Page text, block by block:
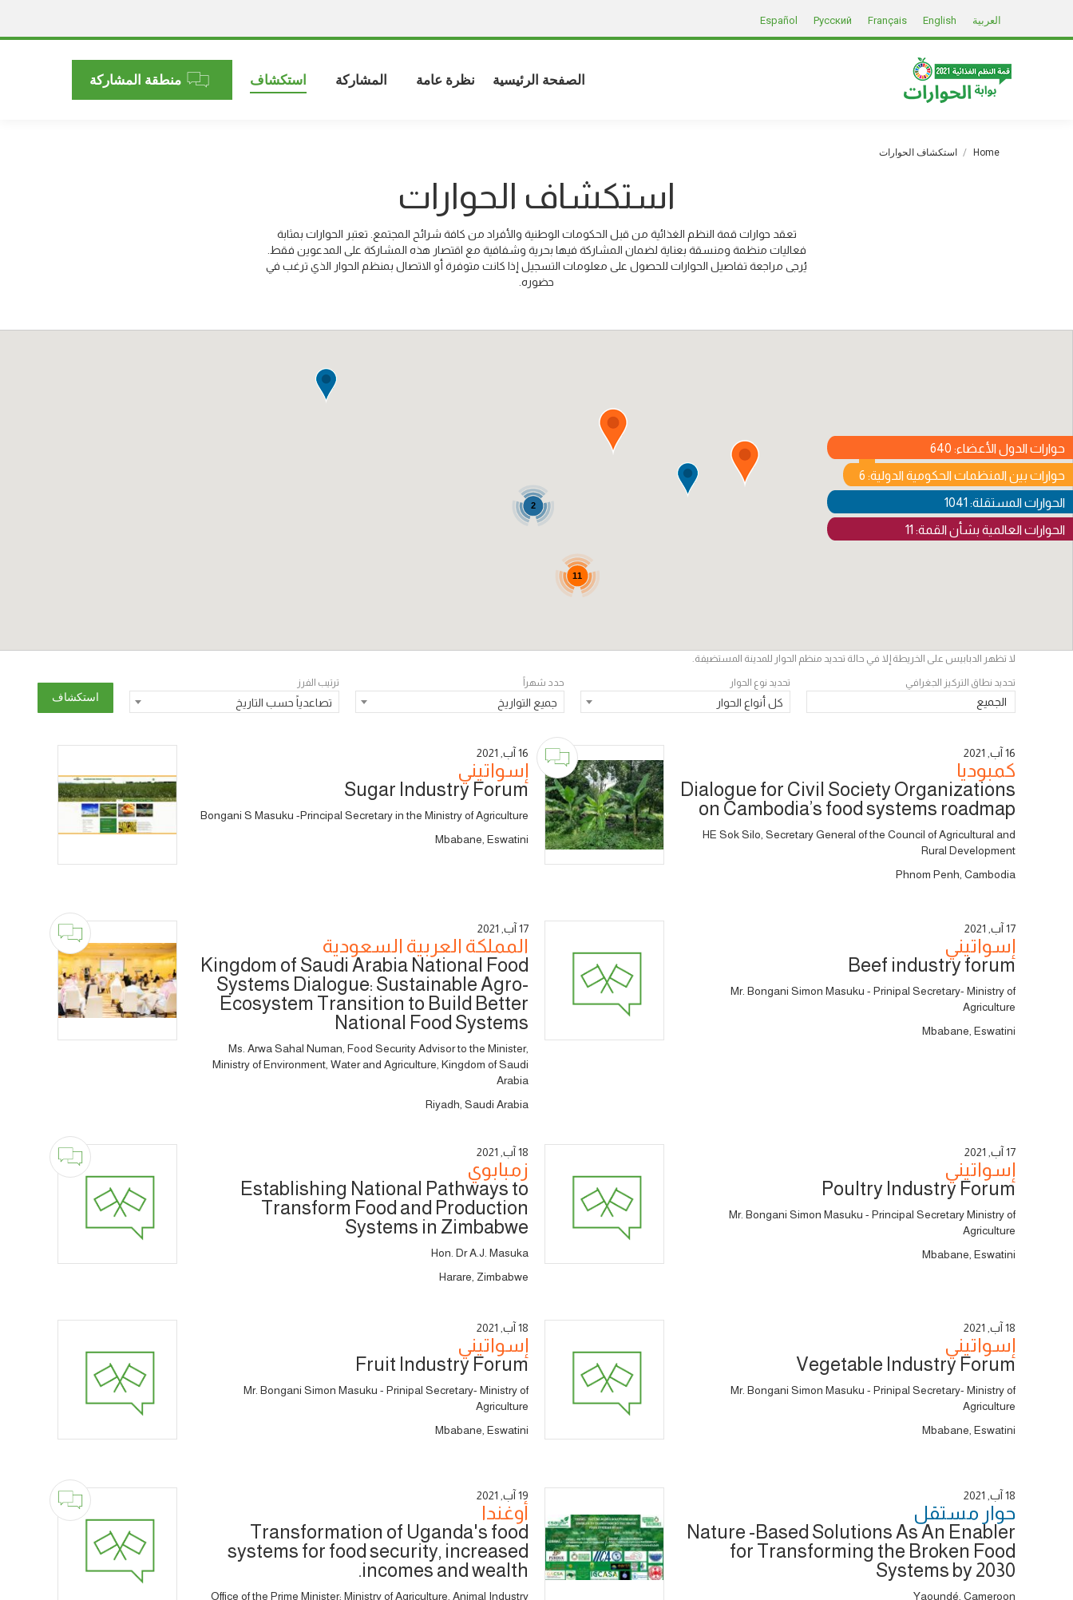
العربية English
Français
Русский
Español
الصفحة الرئيسية نظرة عامة المشاركة استكشاف منطقة المشاركة
You are here:
Home استكشاف الحوارات
استكشاف الحوارات
تعقد حوارات قمة النظم الغذائية من قبل الحكومات الوطنية والأفراد من كافة شرائح المجتمع. تعتبر الحوارات بمثابة
فعاليات منظمة ومنسقة بعناية لضمان المشاركة فيها بحرية وشفافية مع اقتصار هذه المشاركة على المدعوين فقط.
يُرجى مراجعة تفاصيل الحوارات للحصول على معلومات التسجيل إذا كانت متوفرة أو الاتصال بمنظم الحوار الذي ترغب في
حضوره.
حوارات الدول الأعضاء: 640
حوارات بين المنظمات الحكومية الدولية: 6
الحوارات المستقلة: 1041
الحوارات العالمية بشأن القمة: 11
2
11
لا تظهر الدبابيس على الخريطة إلا في حالة تحديد منظم الحوار للمدينة المستضيفة.
تحديد نطاق التركيز الجغرافي
الجميع
تحديد نوع الحوار
كل أنواع الحوار
حدد شهراً
جميع التواريخ
ترتيب الفرز
تصاعدياً حسب التاريخ
16 آب, 2021
كمبوديا
Dialogue for Civil Society Organizations
on Cambodia’s food systems roadmap
HE Sok Silo, Secretary General of the Council of Agricultural and
Rural Development
Phnom Penh, Cambodia
16 آب, 2021
إسواتيني
Sugar Industry Forum
Bongani S Masuku -Principal Secretary in the Ministry of Agriculture
Mbabane, Eswatini
17 آب, 2021
إسواتيني
Beef industry forum
Mr. Bongani Simon Masuku - Prinipal Secretary- Ministry of
Agriculture
Mbabane, Eswatini
17 آب, 2021
المملكة العربية السعودية
Kingdom of Saudi Arabia National Food
Systems Dialogue: Sustainable Agro-
Ecosystem Transition to Build Better
National Food Systems
Ms. Arwa Sahal Numan, Food Security Advisor to the Minister,
Ministry of Environment, Water and Agriculture, Kingdom of Saudi
Arabia
Riyadh, Saudi Arabia
17 آب, 2021
إسواتيني
Poultry Industry Forum
Mr. Bongani Simon Masuku - Principal Secretary Ministry of
Agriculture
Mbabane, Eswatini
18 آب, 2021
زمبابوي
Establishing National Pathways to
Transform Food and Production
Systems in Zimbabwe
Hon. Dr A.J. Masuka
Harare, Zimbabwe
18 آب, 2021
إسواتيني
Vegetable Industry Forum
Mr. Bongani Simon Masuku - Prinipal Secretary- Ministry of
Agriculture
Mbabane, Eswatini
18 آب, 2021
إسواتيني
Fruit Industry Forum
Mr. Bongani Simon Masuku - Prinipal Secretary- Ministry of
Agriculture
Mbabane, Eswatini
18 آب, 2021
حوار ‎مستقل
Nature -Based Solutions As An Enabler
for Transforming the Broken Food
Systems by 2030
Yaoundé, Cameroon
19 آب, 2021
أوغندا
Transformation of Uganda's food
systems for food security, increased
incomes and wealth.
Office of the Prime Minister; Ministry of Agriculture, Animal Industry